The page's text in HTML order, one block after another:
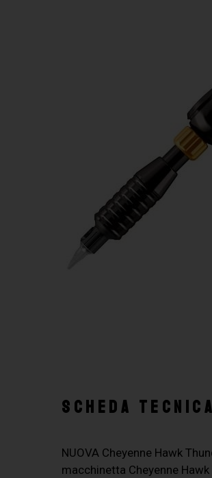
SCHEDA TECNICA
NUOVA Cheyenne Hawk
macchinetta Cheyenne